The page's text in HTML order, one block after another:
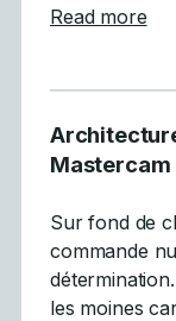
Read more
Mastercam
Sur fond de
commande
les moines